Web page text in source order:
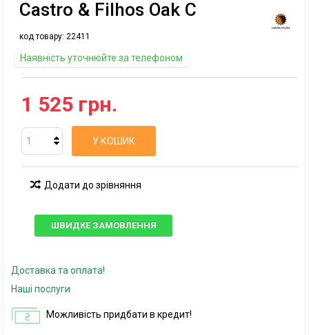
Castro & Filhos Oak C
код товару: 22411
Наявність уточнюйте за телефоном
1 525 грн.
У КОШИК
Додати до зрівняння
ШВИДКЕ ЗАМОВЛЕННЯ
Доставка та оплата!
Наші послуги
Можливість придбати в кредит!